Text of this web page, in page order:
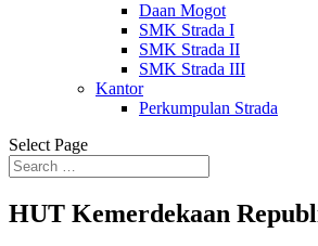
Daan Mogot
SMK Strada I
SMK Strada II
SMK Strada III
Kantor
Perkumpulan Strada
Select Page
HUT Kemerdekaan